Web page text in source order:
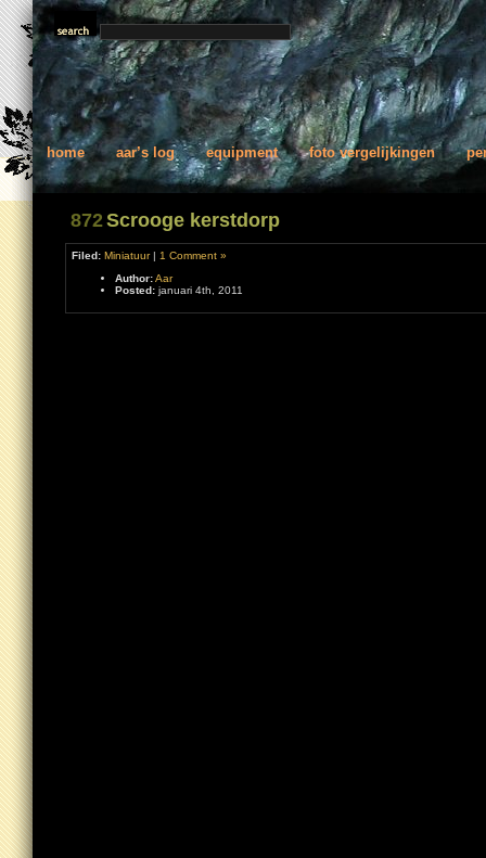
home aar’s log equipment foto vergelijkingen
872Scrooge kerstdorp
Filed: Miniatuur| 1 Comment »
Author:Aar
Posted: januari 4th, 2011